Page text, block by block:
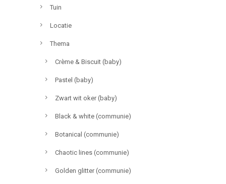
Tuin
Locatie
Thema
Crème & Biscuit (baby)
Pastel (baby)
Zwart wit oker (baby)
Black & white (communie)
Botanical (communie)
Chaotic lines (communie)
Golden glitter (communie)